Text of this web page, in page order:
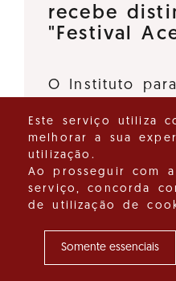
recebe
"Festival
O Instituto
o Turismo de
deliberaram
"Festival
Rio Lisboa
Ver
Este serviço utiliza
melhorar a sua
utilização.
Ao prosseguir com
serviço, concorda
de utilização de
Somente essenciais